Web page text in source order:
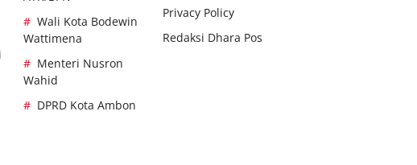
Wali Kota Bodewin
Wattimena
Menteri Nusron
Wahid
DPRD Kota Ambon
Privacy Policy
Redaksi Dhara Pos